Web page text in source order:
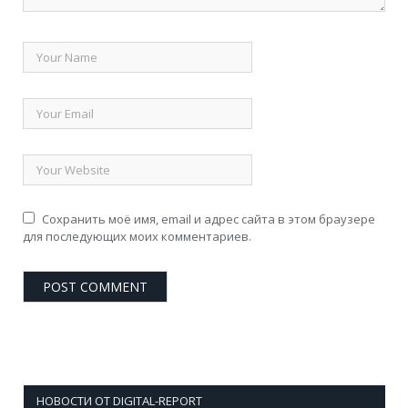
Сохранить моё имя, email и адрес сайта в этом браузере
для последующих моих комментариев.
НОВОСТИ ОТ DIGITAL-REPORT